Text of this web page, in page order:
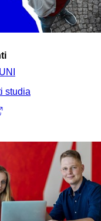
studia